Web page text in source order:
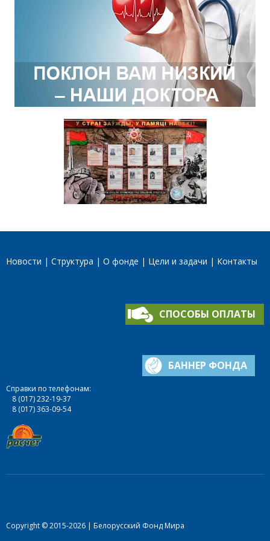
Новости Структура О фонде Цели и задачи Контакты
СПОСОБЫ ОПЛАТЫ
БАННЕР ФОНДА
Справки по телефонам:
8 (017) 232-19-37
8 (017) 363-09-54
Copyright © 2015-2026 | Белорусский Фонд Мира